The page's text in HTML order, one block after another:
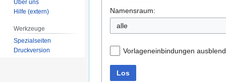
Namensraum:
alle
Vorlageneinbindungen
Los
Über uns
Hilfe (extern)
Werkzeuge
Spezialseiten
Druckversion